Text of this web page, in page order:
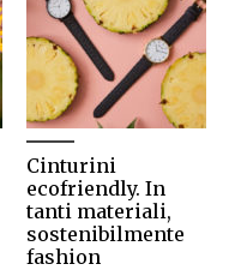
Cinturini
ecofriendly. In
tanti materiali,
sostenibilmente
fashion